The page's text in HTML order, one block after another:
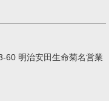
60 明治安田生命菊名営業